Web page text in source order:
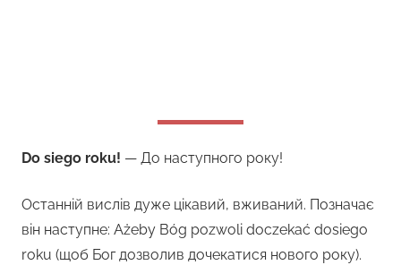
Do siego roku! — До наступного року!
Останній вислів дуже цікавий, вживаний. Позначає
він наступне: Ażeby Bóg pozwoli doczekać dosiego
roku (щоб Бог дозволив дочекатися нового року).